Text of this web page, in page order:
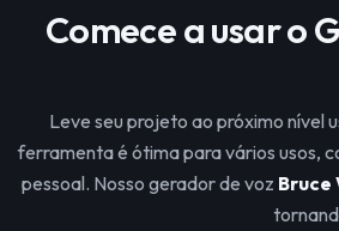
Comece a usar o
Leve seu projeto ao próximo nível
ferramenta é ótima para vários usos,
pessoal. Nosso gerador de voz Bruce